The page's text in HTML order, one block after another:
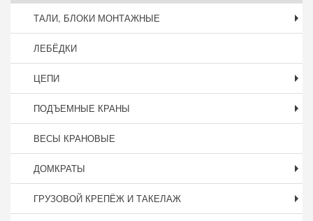
ТАЛИ, БЛОКИ МОНТАЖНЫЕ
ЛЕБЁДКИ
ЦЕПИ
ПОДЪЕМНЫЕ КРАНЫ
ВЕСЫ КРАНОВЫЕ
ДОМКРАТЫ
ГРУЗОВОЙ КРЕПЁЖ И ТАКЕЛАЖ